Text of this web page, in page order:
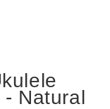
Natural